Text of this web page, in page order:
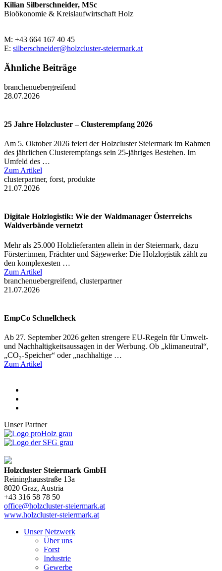
Kilian Silberschneider, MSc
Bioökonomie & Kreislaufwirtschaft Holz
M: +43 664 167 40 45
E: silberschneider@holzcluster-steiermark.at
Ähnliche Beiträge
branchenuebergreifend
28.07.2026
25 Jahre Holzcluster – Clusterempfang 2026
Am 5. Oktober 2026 feiert der Holzcluster Steiermark im Rahmen
des jährlichen Clusterempfangs sein 25-jähriges Bestehen. Im
Umfeld des …
Zum Artikel
clusterpartner, forst, produkte
21.07.2026
Digitale Holzlogistik: Wie der Waldmanager Österreichs
Waldverbände vernetzt
Mehr als 25.000 Holzlieferanten allein in der Steiermark, dazu
Förster:innen, Frächter und Sägewerke: Die Holzlogistik zählt zu
den komplexesten …
Zum Artikel
branchenuebergreifend, clusterpartner
21.07.2026
EmpCo Schnellcheck
Ab 27. September 2026 gelten strengere EU-Regeln für Umwelt-
und Nachhaltigkeitsaussagen in der Werbung. Ob „klimaneutral“,
„CO₂-Speicher“ oder „nachhaltige …
Zum Artikel
Unser Partner
Holzcluster Steiermark GmbH
Reininghausstraße 13a
8020 Graz, Austria
+43 316 58 78 50
office@holzcluster-steiermark.at
www.holzcluster-steiermark.at
Unser Netzwerk
Über uns
Forst
Industrie
Gewerbe